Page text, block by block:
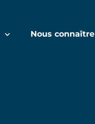
Nous connaître